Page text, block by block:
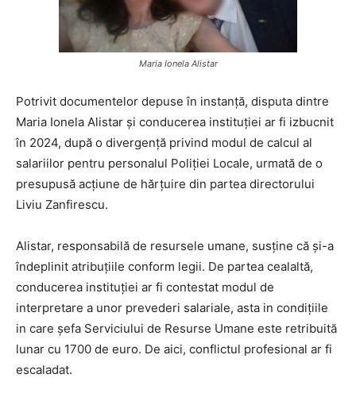
Maria Ionela Alistar
Potrivit documentelor depuse în instanță, disputa dintre
Maria Ionela Alistar și conducerea instituției ar fi izbucnit
în 2024, după o divergență privind modul de calcul al
salariilor pentru personalul Poliției Locale, urmată de o
presupusă acțiune de hărțuire din partea directorului
Liviu Zanfirescu.
Alistar, responsabilă de resursele umane, susține că și-a
îndeplinit atribuțiile conform legii. De partea cealaltă,
conducerea instituției ar fi contestat modul de
interpretare a unor prevederi salariale, asta in condițiile
in care șefa Serviciului de Resurse Umane este retribuită
lunar cu 1700 de euro. De aici, conflictul profesional ar fi
escaladat.